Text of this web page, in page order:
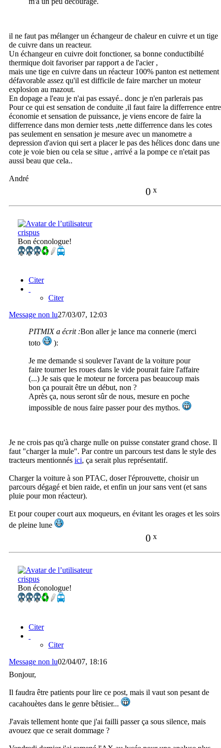
il ne faut pas mélanger un échangeur de chaleur en cuivre et un tige
de cuivre dans un reacteur.
Un échangeur en cuivre doit fonctioner, sa bonne conductibilté
thermique doit favoriser par rapport a de l'acier ,
mais une tige en cuivre dans un réacteur 100% panton est nettement
défavorable assez qu'il est difficile de faire marcher un moteur
explosion au mazout.
En dopage a l'eau je n'ai pas essayé.. donc je n'en parlerais pas
Pour ce qui est sensation de conduite ,il faut faire la differrence entre
économie et sensation de puissance, je viens encore de faire la
differrence dans mon dernier tests ,nette differrence dans les cotes
pas seulement en sensation je mesure avec un manometre a
depression d'avion qui sert a placer le pas des hélices donc dans une
cote je voie bien ou cela se situe , arrivé a la pompe ce n'etait pas
aussi beau que cela..
André
0 x
crispus
Bon éconologue!
Citer
Citer
Message non lu27/03/07, 12:03
PITMIX a écrit :Bon aller je lance ma connerie (merci
toto
):
Je me demande si soulever l'avant de la voiture pour
faire tourner les roues dans le vide pourait faire l'affaire
(...) Je sais que le moteur ne forcera pas beaucoup mais
bon ça pourait être un début, non ?
Après ça, nous seront sûr de nous, mesure en poche
impossible de nous faire passer pour des mythos.
Je ne crois pas qu'à charge nulle on puisse constater grand chose. Il
faut "charger la mule". Par contre un parcours test dans le style des
tracteurs mentionnés ici, ça serait plus représentatif.
Charger la voiture à son PTAC, doser l'éprouvette, choisir un
parcours dégagé et bien raide, et enfin un jour sans vent (et sans
pluie pour mon réacteur).
Et pour couper court aux moqueurs, en évitant les orages et les soirs
de pleine lune
0 x
crispus
Bon éconologue!
Citer
Citer
Message non lu02/04/07, 18:16
Bonjour,
Il faudra être patients pour lire ce post, mais il vaut son pesant de
cacahouètes dans le genre bêtisier...
J'avais tellement honte que j'ai failli passer ça sous silence, mais
avouez que ce serait dommage ?